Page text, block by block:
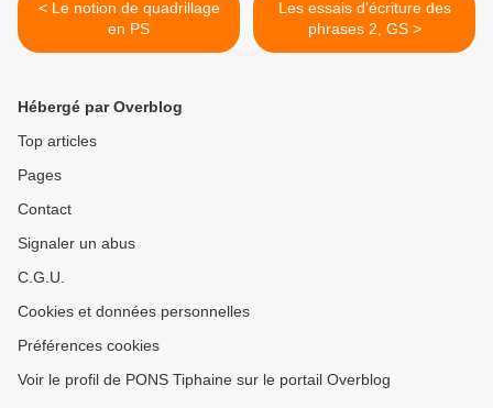
< Le notion de quadrillage
en PS
Les essais d'écriture des
phrases 2, GS >
Hébergé par Overblog
Top articles
Pages
Contact
Signaler un abus
C.G.U.
Cookies et données personnelles
Préférences cookies
Voir le profil de PONS Tiphaine sur le portail Overblog